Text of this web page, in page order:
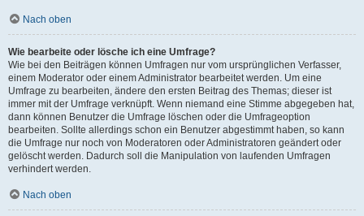
Nach oben
Wie bearbeite oder lösche ich eine Umfrage?
Wie bei den Beiträgen können Umfragen nur vom ursprünglichen Verfasser,
einem Moderator oder einem Administrator bearbeitet werden. Um eine
Umfrage zu bearbeiten, ändere den ersten Beitrag des Themas; dieser ist
immer mit der Umfrage verknüpft. Wenn niemand eine Stimme abgegeben hat,
dann können Benutzer die Umfrage löschen oder die Umfrageoption
bearbeiten. Sollte allerdings schon ein Benutzer abgestimmt haben, so kann
die Umfrage nur noch von Moderatoren oder Administratoren geändert oder
gelöscht werden. Dadurch soll die Manipulation von laufenden Umfragen
verhindert werden.
Nach oben